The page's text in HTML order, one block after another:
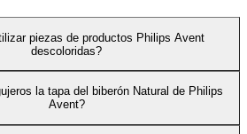
piezas de productos Philips Avent
descoloridas?
la tapa del biberón Natural de Philips
Avent?